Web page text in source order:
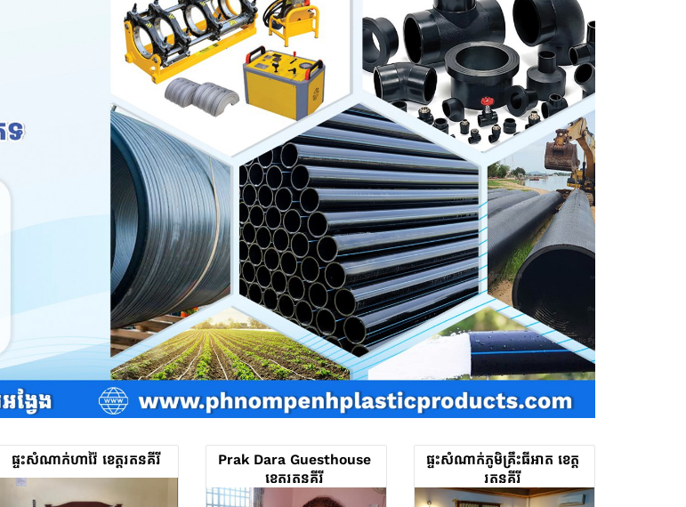
ផ្ទះសំណាក់ហាវ៉ៃ ខេត្តរតនគីរី
Prak Dara Guesthouse
ខេត្តរតនគីរី
ផ្ទះសំណាក់ភូមិគ្រឹះធីអាត ខេត្ត
រតនគីរី